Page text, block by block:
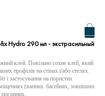
Hydro 290 мл - экстрасильный
клей. Повільно сохне клей, який
профілів на стінах і/або стелях.
і застосування на пористих
(ванних. басейнах, зовнішніх